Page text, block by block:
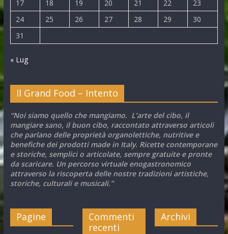
17 18 19 20 21 22
23
24
25 26 27 28 29
30
31
« Lug
Il Grand Food – Intento
“Noi siamo quello che mangiamo. L’arte del cibo, il
mangiare sano, il buon cibo, raccontato attraverso articoli
che parlano delle proprietà organolettiche, nutritive e
benefiche dei prodotti made in Italy. Ricette contemporane
e storiche, semplici o articolate, sempre gratuite e pronte
da scaricare. Un percorso virtuale enogastronomico
attraverso la riscoperta delle nostre tradizioni artistiche,
storiche, culturali e musicali.”
Pagine
Commenti
recenti
Archivi